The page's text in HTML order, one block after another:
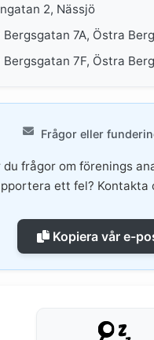
2, Nässjö
Bergsgatan 7A, Östra
Bergsgatan 7F, Östra
Frågor eller
du frågor om förenings
ett fel? Kontakta
Kopiera vår e-